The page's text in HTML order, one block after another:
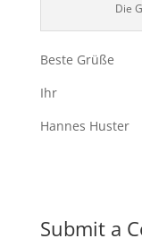
Die
Beste Grüße
Ihr
Hannes Huster
Submit a